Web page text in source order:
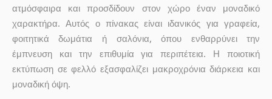
ατμόσφαιρα και προσδίδουν στον χώρο έναν μοναδικό
χαρακτήρα. Αυτός ο πίνακας είναι ιδανικός για γραφεία,
φοιτητικά δωμάτια ή σαλόνια, όπου ενθαρρύνει την
έμπνευση και την επιθυμία για περιπέτεια. Η ποιοτική
εκτύπωση σε φελλό εξασφαλίζει μακροχρόνια διάρκεια και
μοναδική όψη.